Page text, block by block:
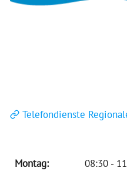
Telefondienste
Montag:
08:30 -